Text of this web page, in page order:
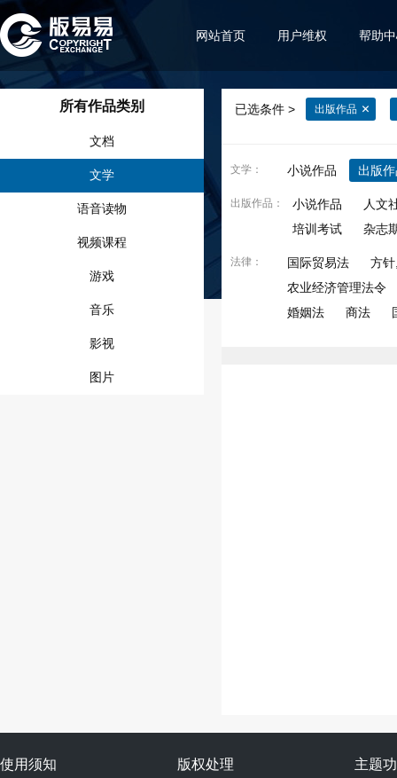
网站首页 用户维权 帮助
所有作品类别
文档
文学
语音读物
视频课程
游戏
音乐
影视
图片
已选条件 > 出版作品
文学 ： 小说作品 出版
出版作品 ： 小说作品
人文
培训考试
杂志
法律 ： 国际贸易法
方
农业经济管理法令
婚姻法
商法
使用须知 版权处理 主题